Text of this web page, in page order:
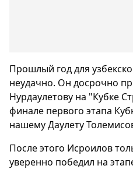
Прошлый год для
неудачно. Он досрочно
Нурдаулетову на "Кубке
финале первого этапа
нашему Даулету
После этого Исроилов
уверенно победил на